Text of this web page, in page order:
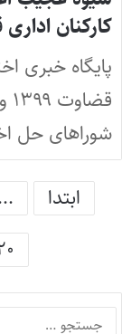
کارکنان
پایگاه خبری
شوراهای حل
ابتدا